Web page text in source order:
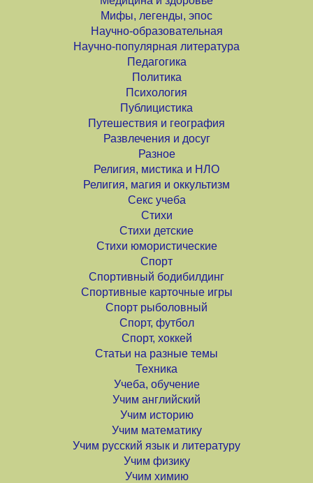
Мифы, легенды, эпос
Научно-образовательная
Научно-популярная литература
Педагогика
Политика
Психология
Публицистика
Путешествия и география
Развлечения и досуг
Разное
Религия, мистика и НЛО
Религия, магия и оккультизм
Секс учеба
Стихи
Стихи детские
Стихи юмористические
Спорт
Спортивный бодибилдинг
Спортивные карточные игры
Спорт рыболовный
Спорт, футбол
Спорт, хоккей
Статьи на разные темы
Техника
Учеба, обучение
Учим английский
Учим историю
Учим математику
Учим русский язык и литературу
Учим физику
Учим химию